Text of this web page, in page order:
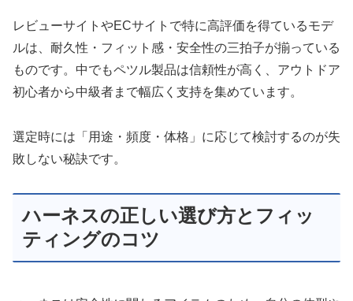
レビューサイトやECサイトで特に高評価を得ているモデ
ルは、耐久性・フィット感・安全性の三拍子が揃っている
ものです。中でもペツル製品は信頼性が高く、アウトドア
初心者から中級者まで幅広く支持を集めています。
選定時には「用途・頻度・体格」に応じて検討するのが失
敗しない秘訣です。
ハーネスの正しい選び方とフィッ
ティングのコツ